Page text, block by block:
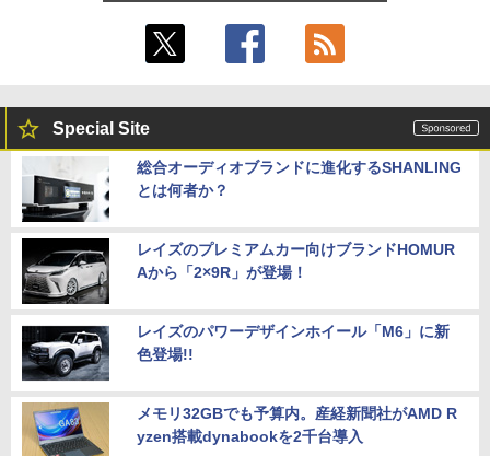
Special Site
総合オーディオブランドに進化するSHANLING
とは何者か？
レイズのプレミアムカー向けブランドHOMUR
Aから「2×9R」が登場！
レイズのパワーデザインホイール「M6」に新
色登場!!
メモリ32GBでも予算内。産経新聞社がAMD R
yzen搭載dynabookを2千台導入